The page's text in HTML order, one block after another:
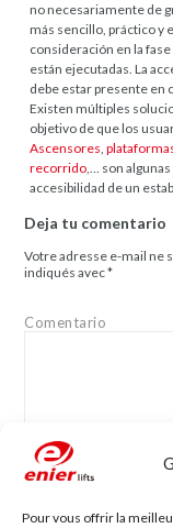
Pour vous offrir la
no necesariamente de
más sencillo, práctico y
consideración en la
están ejecutadas. La
debe estar presente en
Existen múltiples
objetivo de que los
Ascensores,
recorrido,… son
accesibilidad de un
Deja tu comentario
Votre adresse e-mail ne
indiqués avec*
Comentario
Nom*